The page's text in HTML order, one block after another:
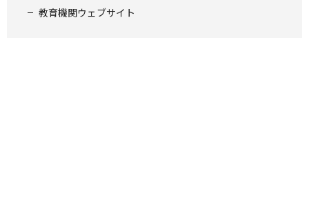
教育機関ウェブサイト